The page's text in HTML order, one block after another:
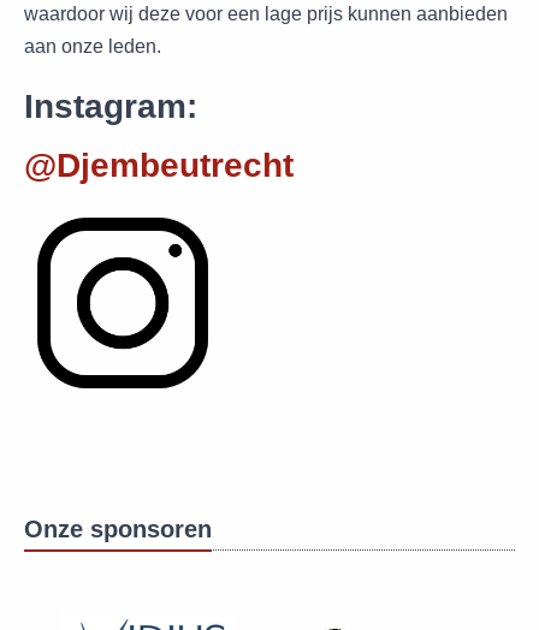
waardoor wij deze voor een lage prijs kunnen aanbieden
aan onze leden.
Instagram:
@Djembeutrecht
Onze sponsoren